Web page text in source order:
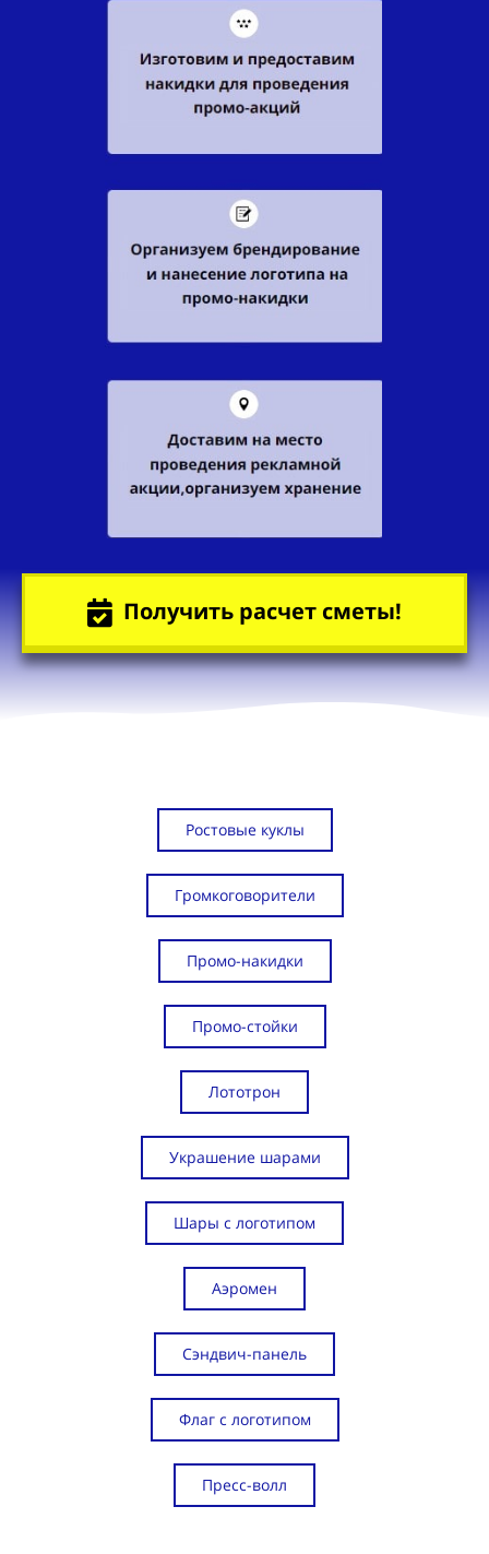
Получить расчет сметы!
Ростовые куклы
Громкоговорители
Промо-накидки
Промо-стойки
Лототрон
Украшение шарами
Шары с логотипом
Аэромен
Сэндвич-панель
Флаг с логотипом
Пресс-волл